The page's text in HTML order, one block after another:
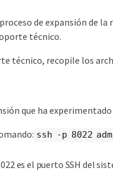
de expansión de
técnico.
técnico, recopile los
que ha
ssh -p 8022
es el puerto SSH del